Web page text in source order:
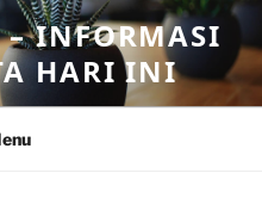
– INFORMASI
HARI INI